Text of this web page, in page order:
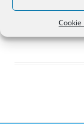
Cookie
Registro
¿Has